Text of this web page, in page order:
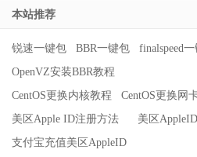
本站推荐
锐速一键包 BBR一键包
finalspeed
OpenVZ安装BBR教程
CentOS更换内核教程
CentOS更换网
美区Apple ID注册方法
美区
支付宝充值美区AppleID